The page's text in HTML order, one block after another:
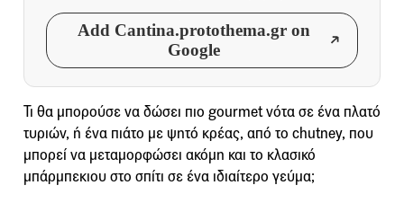
Add Cantina.protothema.gr on
Google
Τι θα μπορούσε να δώσει πιο gourmet νότα σε ένα πλατό
τυριών, ή ένα πιάτο με ψητό κρέας, από το chutney, που
μπορεί να μεταμορφώσει ακόμη και το κλασικό
μπάρμπεκιου στο σπίτι σε ένα ιδιαίτερο γεύμα;